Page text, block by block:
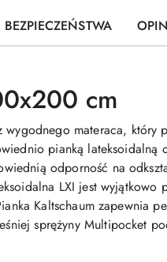
cm
materaca, który
pianką lateksoidalną
odporność na
LXI jest wyjątkowo
Kaltschaum zapewnia
sprężyny Multipocket